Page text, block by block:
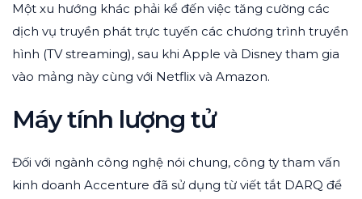
Một xu hướng khác phải kể đến việc tăng cường các
dịch vụ truyền phát trực tuyến các chương trình truyền
hình (TV streaming), sau khi Apple và Disney tham gia
vào mảng này cùng với Netflix và Amazon.
Máy tính lượng tử
Đối với ngành công nghệ nói chung, công ty tham vấn
kinh doanh Accenture đã sử dụng từ viết tắt DARQ để